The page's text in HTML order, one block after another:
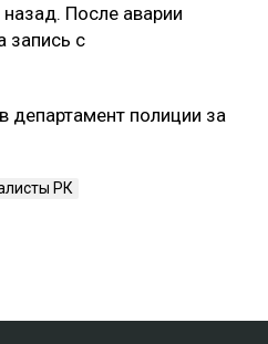
После аварии
запись с
департамент полиции за
РК